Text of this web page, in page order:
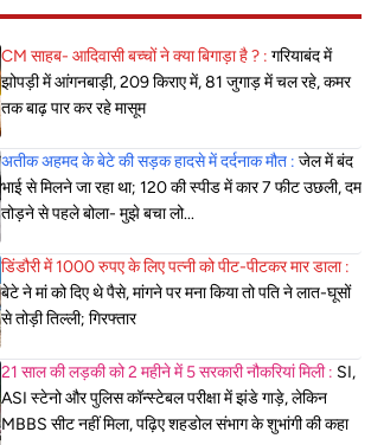
CM साहब- आदिवासी बच्चों ने क्या बिगाड़ा है ? : गरियाबंद में
झोपड़ी में आंगनबाड़ी, 209 किराए में, 81 जुगाड़ में चल रहे, कमर
तक बाढ़ पार कर रहे मासूम
अतीक अहमद के बेटे की सड़क हादसे में दर्दनाक मौत : जेल में बंद
भाई से मिलने जा रहा था; 120 की स्पीड में कार 7 फीट उछली, दम
तोड़ने से पहले बोला- मुझे बचा लो...
डिंडौरी में 1000 रुपए के लिए पत्नी को पीट-पीटकर मार डाला :
बेटे ने मां को दिए थे पैसे, मांगने पर मना किया तो पति ने लात-घूसों
से तोड़ी तिल्ली; गिरफ्तार
21 साल की लड़की को 2 महीने में 5 सरकारी नौकरियां मिली : SI,
ASI स्टेनो और पुलिस कॉन्स्टेबल परीक्षा में झंडे गाड़े, लेकिन
MBBS सीट नहीं मिला, पढ़िए शहडोल संभाग के शुभांगी की कहा